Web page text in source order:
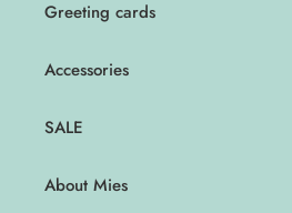
Greeting cards
Accessories
SALE
About Mies